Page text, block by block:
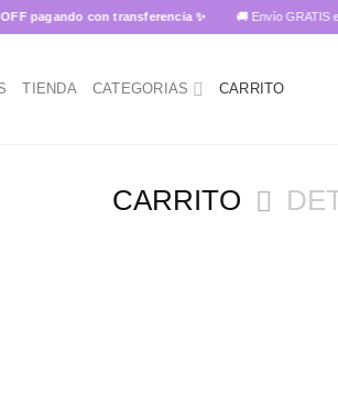
pagando con transferencia ✨ 🚚 Envío GRATIS en
TIENDA CATEGORIAS CARRITO
CARRITO